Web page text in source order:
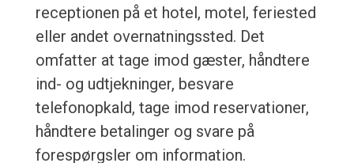
receptionen på et hotel, motel, feriested
eller andet overnatningssted. Det
omfatter at tage imod gæster, håndtere
ind- og udtjekninger, besvare
telefonopkald, tage imod reservationer,
håndtere betalinger og svare på
forespørgsler om information.